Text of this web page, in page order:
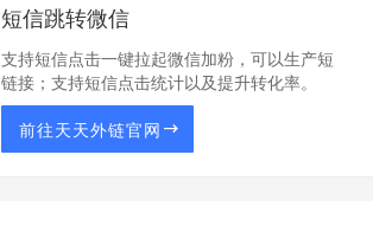
短信跳转微信
支持短信点击一键拉起微信加粉，可以生产短
链接；支持短信点击统计以及提升转化率。
前往天天外链官网